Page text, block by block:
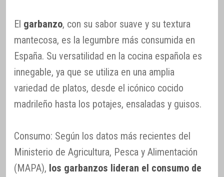
El garbanzo, con su sabor suave y su textura
mantecosa, es la legumbre más consumida en
España. Su versatilidad en la cocina española es
innegable, ya que se utiliza en una amplia
variedad de platos, desde el icónico cocido
madrileño hasta los potajes, ensaladas y guisos.
Consumo: Según los datos más recientes del
Ministerio de Agricultura, Pesca y Alimentación
(MAPA), los garbanzos lideran el consumo de